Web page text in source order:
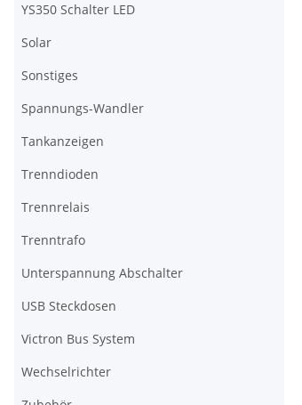
YS350 Schalter LED
Solar
Sonstiges
Spannungs-Wandler
Tankanzeigen
Trenndioden
Trennrelais
Trenntrafo
Unterspannung Abschalter
USB Steckdosen
Victron Bus System
Wechselrichter